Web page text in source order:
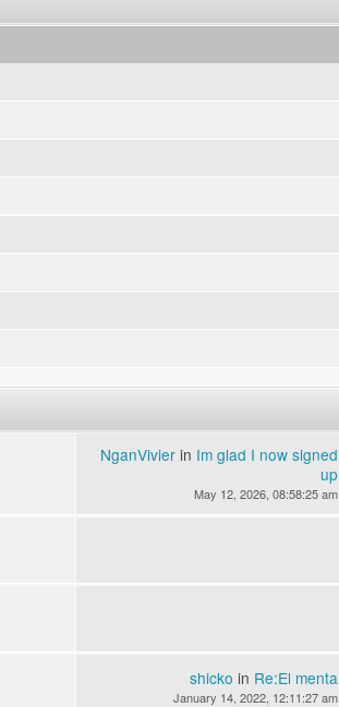
NganVivier in Im glad I now signed
up
May 12, 2026, 08:58:25 am
shicko in Re:El menta
January 14, 2022, 12:11:27 am